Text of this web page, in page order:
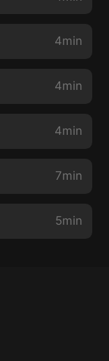
4min
4min
4min
7min
5min